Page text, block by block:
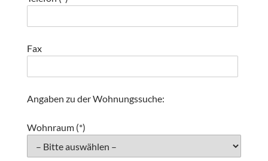
Fax
Angaben zu der Wohnungssuche:
Wohnraum (*)